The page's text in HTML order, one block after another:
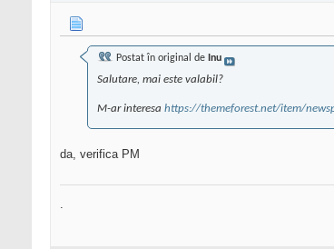
Postat în original de Inu
Salutare, mai este valabil?
M-ar interesa https://themeforest.net/item/
da, verifica PM
.